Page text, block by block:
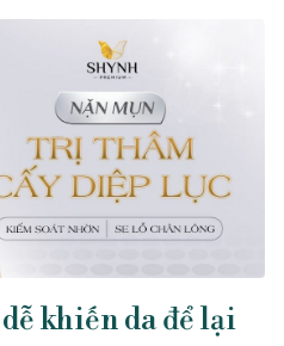
khiến da để lại